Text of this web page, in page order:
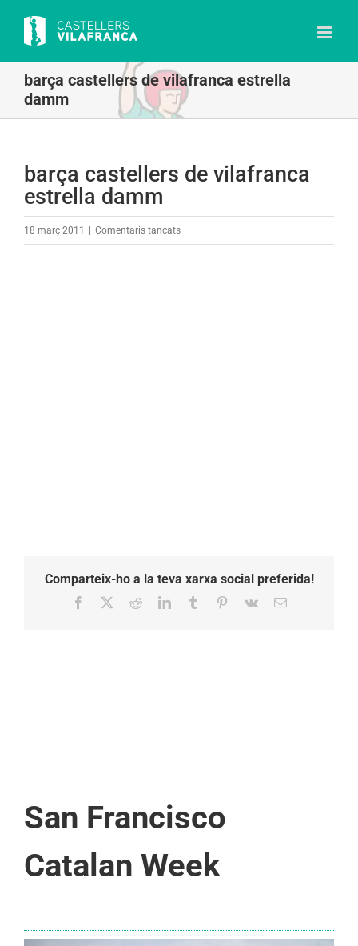
content
barça castellers de vilafranca estrella
damm
barça castellers de vilafranca
estrella damm
18 març 2011 Comentaris tancatsa
Comparteix-ho a la teva xarxa social preferida!
Facebook RedditLinkedInTumblr Pinterest
Vk Email:
San Francisco
Catalan Week